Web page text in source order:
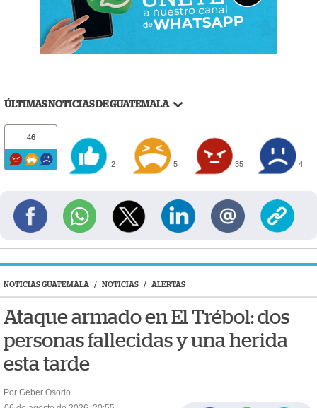
ÚLTIMAS NOTICIAS DE GUATEMALA
46
2 5 35 4
NOTICIAS GUATEMALA / NOTICIAS / ALERTAS
Ataque armado en El Trébol: dos
personas fallecidas y una herida
esta tarde
Por Geber Osorio